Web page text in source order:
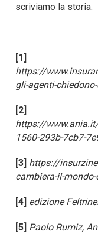
scriviamo la storia.
[1]
https://
gli-agenti-
[2]
https://
1560-293b-7cb7-
[3] https://
cambiera-il-
[4] edizione
[5] Paolo Rumiz,